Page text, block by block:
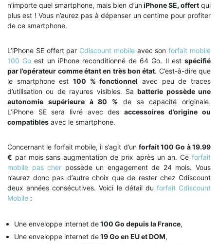
n’importe quel smartphone, mais bien d’uniPhone SE, offertqui
plus est ! Vous n’aurez pas à dépenser un centime pour profiter
de ce smartphone.
L’iPhone SE offert par Cdiscount mobileavec sonforfait mobile
100 Go est un iPhone reconditionné de 64 Go. Il estspécifié
par l’opérateur comme étant en très bon état. C’est-à-dire que
le smartphone est 100 % fonctionnel avec peu de traces
d’utilisation ou de rayures visibles. Sabatterie possède une
autonomie supérieure à 80 % de sa capacité originale.
L’iPhone SE sera livré avec des accessoires d’origine ou
compatibles avec le smartphone.
Concernant le forfait mobile, il s’agit d’un forfait 100 Go à 19.99
€ par mois sans augmentation de prix après un an. Ce forfait
mobile pas cher possède un engagement de 24 mois. Vous
n’aurez donc pas d’autre choix que de rester chez Cdiscount
deux années consécutives. Voici le détail du forfait Cdiscount
Mobile :
Une enveloppe internet de100 Go depuis la France,
Une enveloppe internet de19 Go en EU et DOM,